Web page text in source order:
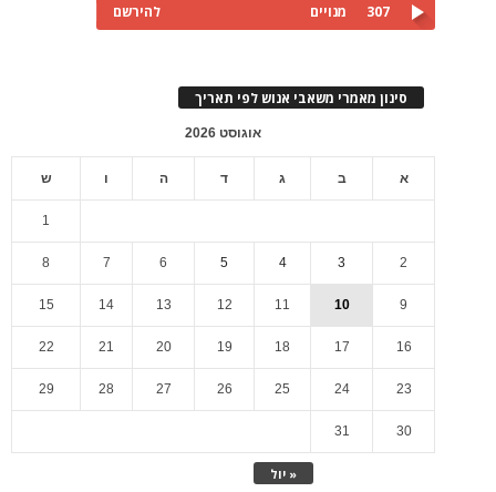
307 מנויים להירשם
סינון מאמרי משאבי אנוש לפי תאריך
אוגוסט 2026
א ב ג ד ה ו ש
« יול
1
2
3
4
5
6
7
8
9
10
11
12
13
14
15
16
17
18
19
20
21
22
23
24
25
26
27
28
29
30
31